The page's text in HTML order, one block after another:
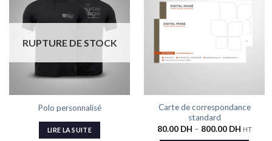
Ajouter
à la liste
de
souhaits
RUPTURE DE STOCK
Polo personnalisé
LIRE LA SUITE
Carte de correspondance
standard
80.00 DH – 800.00 DH HT